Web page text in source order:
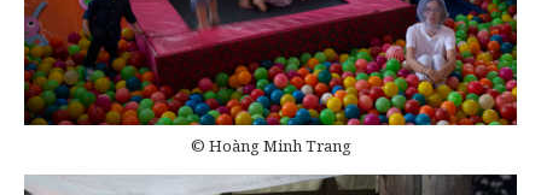
© Hoàng Minh Trang